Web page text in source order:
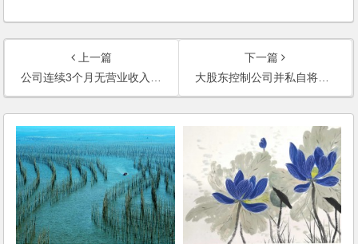
上一篇
公司连续3个月无营业收入，也未参加年检，40%股权的股东可以申请公司清算吗？
下一篇
大股东控制公司并私自将子公司的股份变卖，其他股东如何保障权益追究其责任？